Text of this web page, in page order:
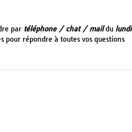
par téléphone / chat / maildu lundi
pour répondre à toutes vos questions